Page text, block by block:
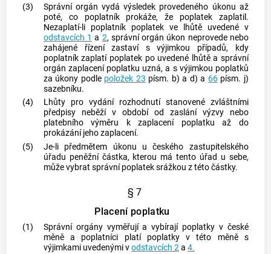
(3)
Správní orgán vydá výsledek provedeného úkonu až
poté, co poplatník prokáže, že poplatek zaplatil.
Nezaplatí-li poplatník poplatek ve lhůtě uvedené v
odstavcích 1 a 2, správní orgán úkon neprovede nebo
zahájené řízení zastaví s výjimkou případů, kdy
poplatník zaplatí poplatek po uvedené lhůtě a správní
orgán zaplacení poplatku uzná, a s výjimkou poplatků
za úkony podle položek 23 písm. b) a d) a 66písm. j)
sazebníku.
(4)
Lhůty pro vydání rozhodnutí stanovené zvláštními
předpisy neběží v období od zaslání výzvy nebo
platebního výměru k zaplacení poplatku až do
prokázání jeho zaplacení.
(5)
Je-li předmětem úkonu u českého zastupitelského
úřadu peněžní částka, kterou má tento úřad u sebe,
může vybrat správní poplatek srážkou z této částky.
§ 7
Placení poplatku
(1)
Správní orgány vyměřují a vybírají poplatky v české
měně a poplatníci platí poplatky v této měně s
výjimkami uvedenými vodstavcích 2a 4.